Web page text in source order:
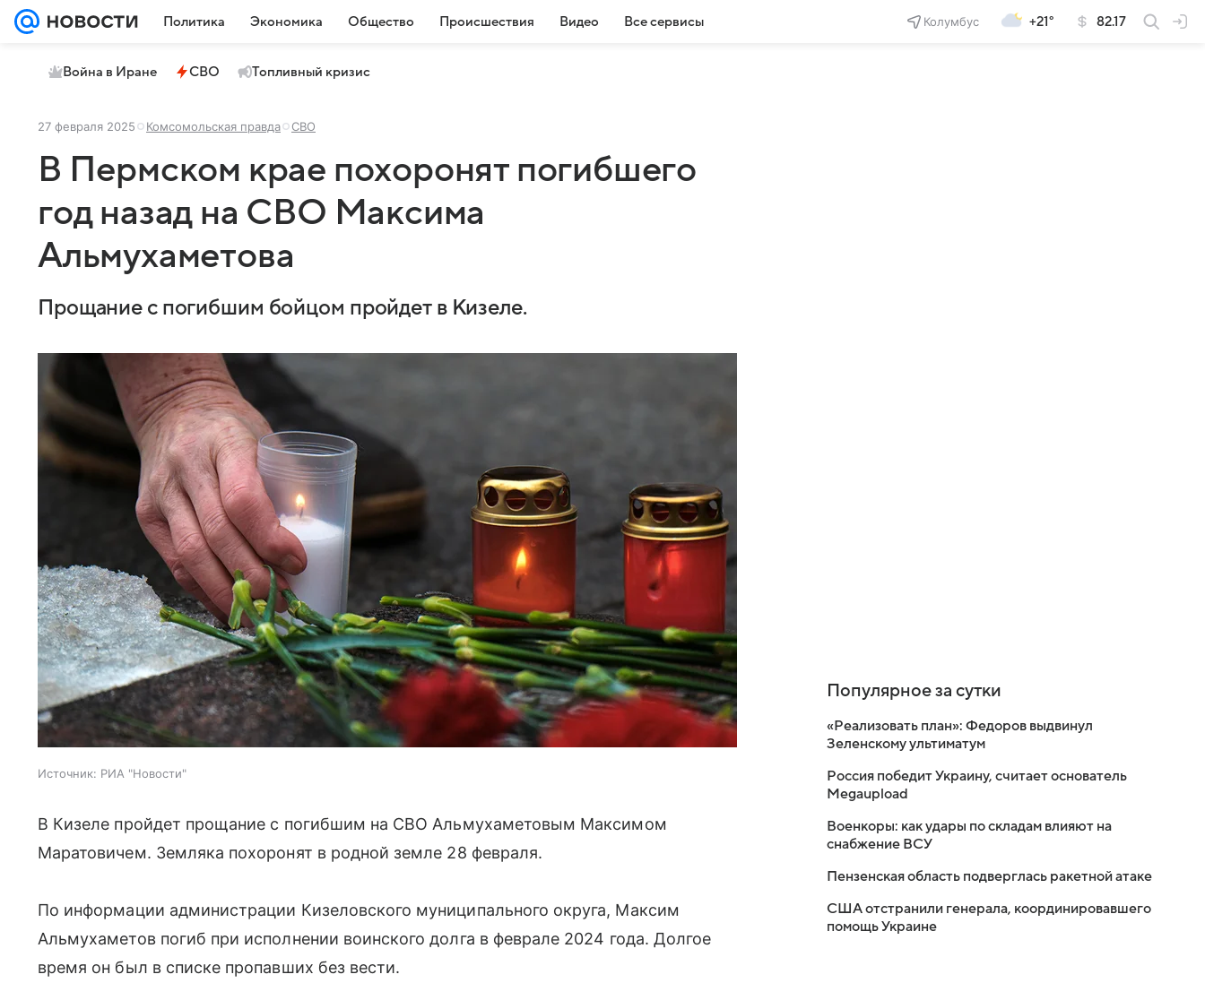
Политика Экономика Общество Происшествия Видео Все сервисы Колумбус +21° 82.17
Война в Иране СВО Топливный кризис
27 февраля 2025 Комсомольская правда СВО
В Пермском крае похоронят погибшего
год назад на СВО Максима
Альмухаметова
Прощание с погибшим бойцом пройдет в Кизеле.
Источник: РИА "Новости"
В Кизеле пройдет прощание с погибшим на СВО Альмухаметовым Максимом
Маратовичем. Земляка похоронят в родной земле 28 февраля.
По информации администрации Кизеловского муниципального округа, Максим
Альмухаметов погиб при исполнении воинского долга в феврале 2024 года. Долгое
время он был в списке пропавших без вести.
Популярное за сутки
«Реализовать план»: Федоров выдвинул
Зеленскому ультиматум
Россия победит Украину, считает основатель
Megaupload
Военкоры: как удары по складам влияют на
снабжение ВСУ
Пензенская область подверглась ракетной атаке
США отстранили генерала, координировавшего
помощь Украине